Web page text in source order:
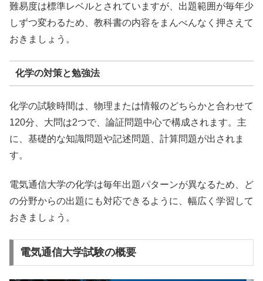
難易度は標準レベルとされていますが、出題範囲が毎年少
しずつ変わるため、教科書の内容をまんべんなく押さえて
おきましょう。
化学の対策と勉強法
化学の試験時間は、物理または情報のどちらかと合わせて
120分、大問は2つで、論証問題中心で構成されます。主
に、基礎的な知識問題や記述問題、計算問題が出されま
す。
電気通信大学の化学は毎年出題パターンが異なるため、ど
の分野からの出題にも対応できるように、幅広く学習して
おきましょう。
電気通信大学試験の概要